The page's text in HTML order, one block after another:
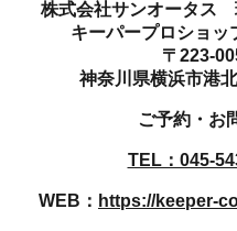
株式会社サンオータス
キーパープロショ
〒223-
神奈川県横浜市港
ご予約・お
TEL：045-
WEB： https://keeper-